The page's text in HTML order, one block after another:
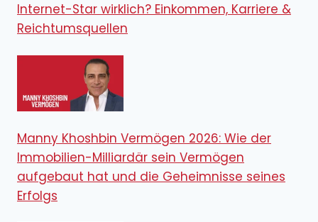
Internet-Star wirklich? Einkommen, Karriere &
Reichtumsquellen
Manny Khoshbin Vermögen 2026: Wie der
Immobilien-Milliardär sein Vermögen
aufgebaut hat und die Geheimnisse seines
Erfolgs